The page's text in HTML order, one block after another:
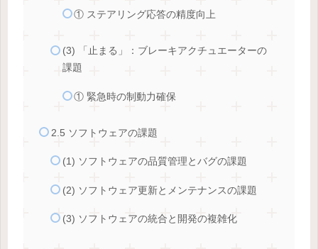
① ステアリング応答の精度向上
(3) 「止まる」：ブレーキアクチュエーターの
課題
① 緊急時の制動力確保
2.5 ソフトウェアの課題
(1) ソフトウェアの品質管理とバグの課題
(2) ソフトウェア更新とメンテナンスの課題
(3) ソフトウェアの統合と開発の複雑化